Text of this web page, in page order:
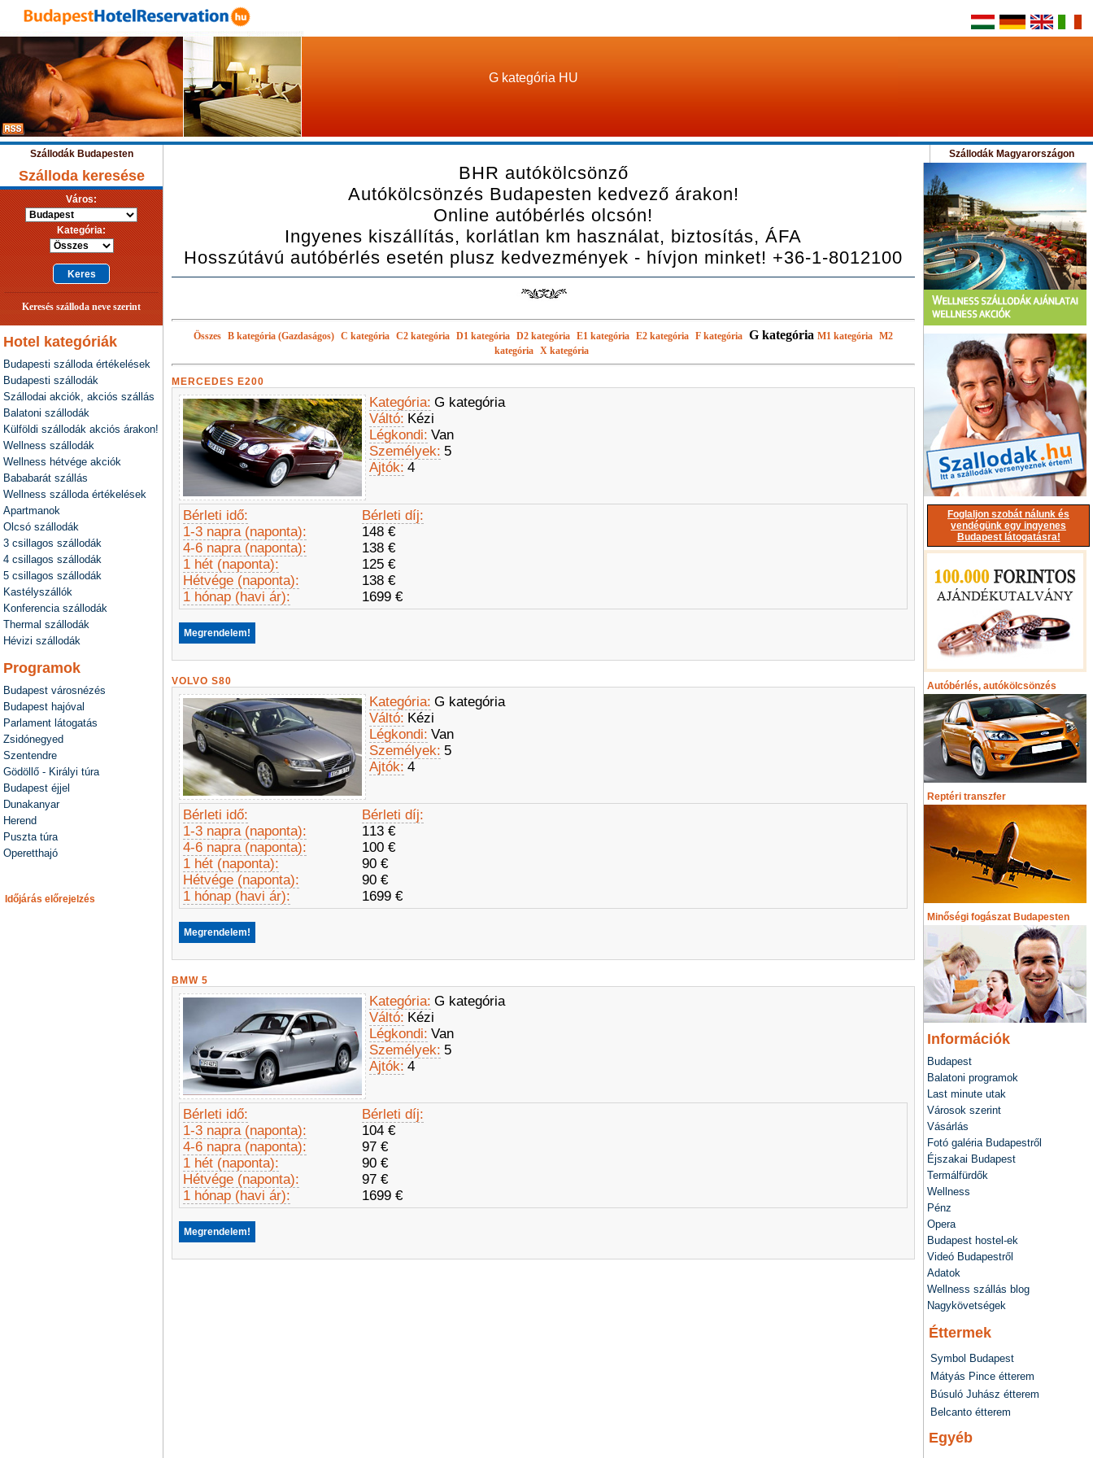
G kategória HU
Szállodák Budapesten Szállodák Magyarországon
Szálloda keresése
Város:
Kategória:
Keresés szálloda neve szerint
Hotel kategóriák
Budapesti szálloda értékelések
Budapesti szállodák
Szállodai akciók, akciós szállás
Balatoni szállodák
Külföldi szállodák akciós árakon!
Wellness szállodák
Wellness hétvége akciók
Bababarát szállás
Wellness szálloda értékelések
Apartmanok
Olcsó szállodák
3 csillagos szállodák
4 csillagos szállodák
5 csillagos szállodák
Kastélyszállók
Konferencia szállodák
Thermal szállodák
Hévizi szállodák
Programok
Budapest városnézés
Budapest hajóval
Parlament látogatás
Zsidónegyed
Szentendre
Gödöllő - Királyi túra
Budapest éjjel
Dunakanyar
Herend
Puszta túra
Operetthajó
Időjárás előrejelzés
BHR autókölcsönző
Autókölcsönzés Budapesten kedvező árakon!
Online autóbérlés olcsón!
Ingyenes kiszállítás, korlátlan km használat, biztosítás, ÁFA
Hosszútávú autóbérlés esetén plusz kedvezmények - hívjon minket! +36-1-8012100
Összes B kategória (Gazdaságos) C kategória C2 kategória D1 kategória D2 kategória E1 kategória E2 kategória F kategória G kategória M1 kategória M2
kategória X kategória
MERCEDES E200
Kategória: G kategória
Váltó: Kézi
Légkondi: Van
Személyek: 5
Ajtók: 4
Bérleti idő:
Bérleti díj:
1-3 napra (naponta):
148 €
4-6 napra (naponta):
138 €
1 hét (naponta):
125 €
Hétvége (naponta):
138 €
1 hónap (havi ár):
1699 €
Megrendelem!
VOLVO S80
Kategória: G kategória
Váltó: Kézi
Légkondi: Van
Személyek: 5
Ajtók: 4
Bérleti idő:
Bérleti díj:
1-3 napra (naponta):
113 €
4-6 napra (naponta):
100 €
1 hét (naponta):
90 €
Hétvége (naponta):
90 €
1 hónap (havi ár):
1699 €
Megrendelem!
BMW 5
Kategória: G kategória
Váltó: Kézi
Légkondi: Van
Személyek: 5
Ajtók: 4
Bérleti idő:
Bérleti díj:
1-3 napra (naponta):
104 €
4-6 napra (naponta):
97 €
1 hét (naponta):
90 €
Hétvége (naponta):
97 €
1 hónap (havi ár):
1699 €
Megrendelem!
Foglaljon szobát nálunk és
vendégünk egy ingyenes
Budapest látogatásra!
Autóbérlés, autókölcsönzés
Reptéri transzfer
Minőségi fogászat Budapesten
Információk
Budapest
Balatoni programok
Last minute utak
Városok szerint
Vásárlás
Fotó galéria Budapestről
Éjszakai Budapest
Termálfürdők
Wellness
Pénz
Opera
Budapest hostel-ek
Videó Budapestről
Adatok
Wellness szállás blog
Nagykövetségek
Éttermek
Symbol Budapest
Mátyás Pince étterem
Búsuló Juhász étterem
Belcanto étterem
Egyéb